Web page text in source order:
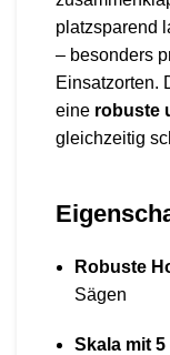
platzsparend
– besonders
Einsatzorten.
eine robuste
gleichzeitig
Robuste
Sägen
Skala mit